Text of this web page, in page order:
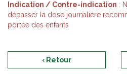
Indication / Contre-indication :
dépasser la dose journalière
portée des enfants
‹ Retour